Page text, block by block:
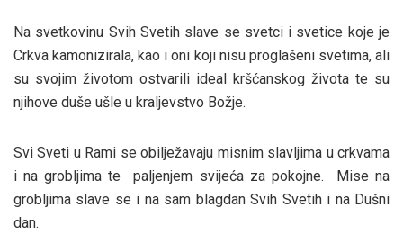
Na svetkovinu Svih Svetih slave se svetci i svetice koje je
Crkva kamonizirala, kao i oni koji nisu proglašeni svetima, ali
su svojim životom ostvarili ideal kršćanskog života te su
njihove duše ušle u kraljevstvo Božje.
Svi Sveti u Rami se obilježavaju misnim slavljima u crkvama
i na grobljima te paljenjem svijeća za pokojne. Mise na
grobljima slave se i na sam blagdan Svih Svetih i na Dušni
dan.